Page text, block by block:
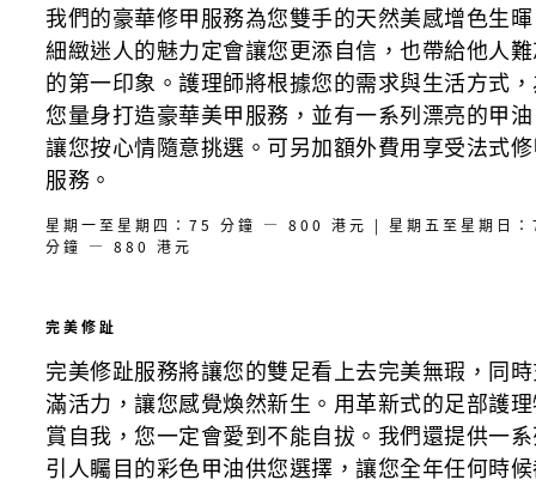
我們的豪華修甲服務為您雙手的天然美感增色生
細緻迷人的魅力定會讓您更添自信，也帶給他人
的第一印象。護理師將根據您的需求與生活方式
您量身打造豪華美甲服務，並有一系列漂亮的甲
讓您按心情隨意挑選。可另加額外費用享受法式
服務。
星期一至星期四：75 分鐘 — 800 港元 | 星期五至星期日
分鐘 — 880 港元
完美修趾
完美修趾服務將讓您的雙足看上去完美無瑕，同
滿活力，讓您感覺煥然新生。用革新式的足部護
賞自我，您一定會愛到不能自拔。我們還提供一
引人矚目的彩色甲油供您選擇，讓您全年任何時